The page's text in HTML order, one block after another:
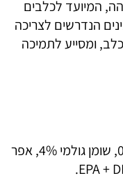
המיועד לכלבים
הנדרשים לצריכה
ומסייע לתמיכה
חלבון גולמי 9%, סיבים גולמיים 0.5%, שומן גולמי 4%, אפר